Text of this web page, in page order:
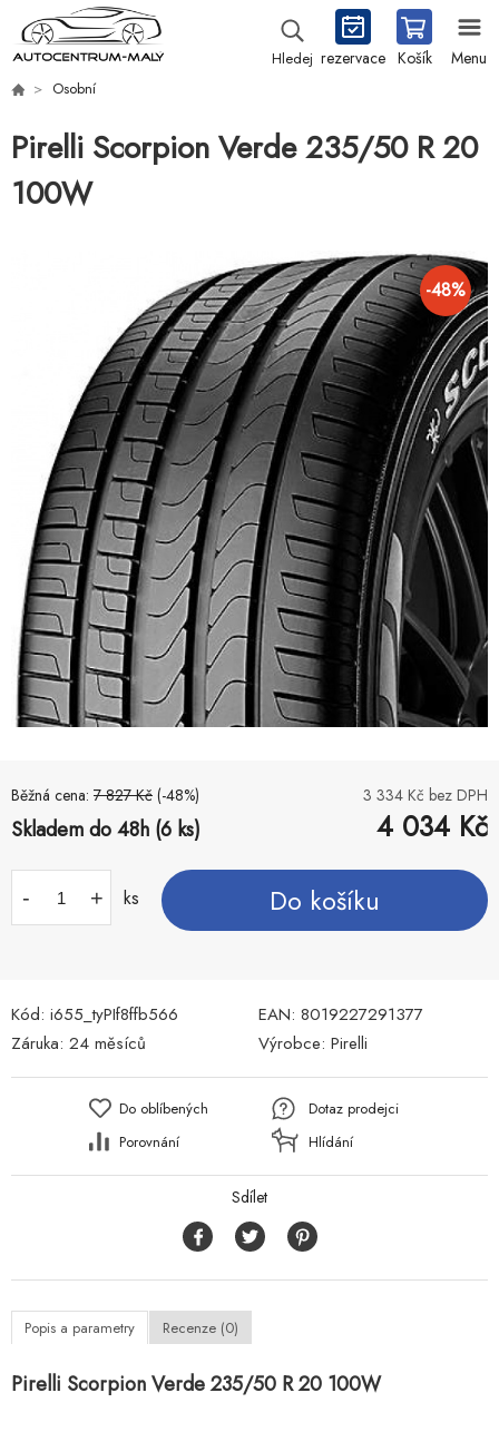
Hledej rezervace Košík Menu
Osobní
Pirelli Scorpion Verde 235/50 R 20
100W
-48%
Běžná cena: 7 827 Kč (-48%) 3 334 Kč bez DPH
Skladem do 48h (6 ks) 4 034 Kč
- + ks Do košíku
Kód: i655_tyPIf8ffb566 EAN: 8019227291377
Záruka: 24 měsíců Výrobce: Pirelli
Do oblíbených
Porovnání
Dotaz prodejci
Hlídání
Sdílet
Popis a parametry Recenze (0)
Pirelli Scorpion Verde 235/50 R 20 100W